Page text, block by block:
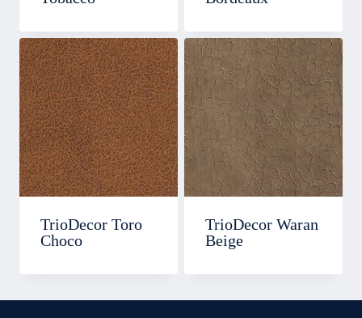
TrioDecor Toro
Choco
TrioDecor Waran
Beige